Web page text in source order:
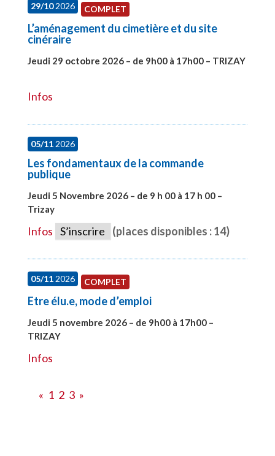
29/102026 COMPLET
L’aménagement du cimetière et du site
cinéraire
Jeudi 29 octobre 2026 – de 9h00 à 17h00 – TRIZAY
Infos
05/112026
Les fondamentaux de la commande
publique
Jeudi 5 Novembre 2026 – de 9 h 00 à 17 h 00 –
Trizay
Infos S’inscrire (places disponibles : 14)
05/112026 COMPLET
Etre élu.e, mode d’emploi
Jeudi 5 novembre 2026 – de 9h00 à 17h00 –
TRIZAY
Infos
« 1 2 3 »